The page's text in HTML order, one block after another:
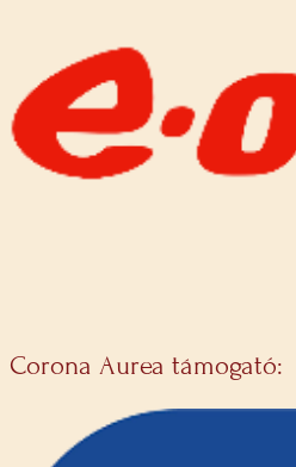
Corona Aurea támogató: